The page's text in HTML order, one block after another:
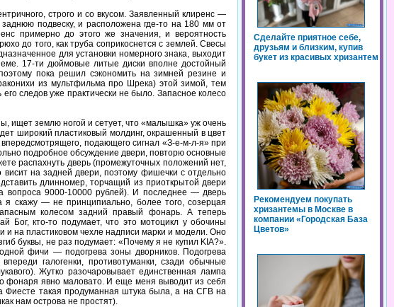
строго и со вкусом. Заявленный клиренс —
подвеску, и расположена где-то на 180 мм от
примерно до этого же значения, и вероятность
до того, как труба соприкоснется с землей. Свесы
для установки номерного знака, выходит
17-ти дюймовые литые диски вполне достойный
пока решил сэкономить на зимней резине и
из мультфильма про Шрека) этой зимой, тем
следов уже практически не было. Запасное колесо
ищет землю ногой и сетует, что «малышка» уж очень
широкий пластиковый молдинг, окрашенный в цвет
подающего сигнал «З-е-м-л-я» при
подробное обсуждение двери, повторю основные
распахнуть дверь (промежуточных положений нет,
висит на задней двери, поэтому фишечки с отдельно
длинномер, торчащий из приоткрытой двери
вопроса 9000-10000 рублей). И последнее — дверь
я скажу — не принципиально, более того, созерцая
колесом задний правый фонарь. А теперь
Бог, кто-то подумает, что это мотоцикл у обочины
на пластиковом чехле надписи марки и модели. Оно
буквы, не раз подумает: «Почему я не купил KIA?».
фичи — подогрева зоны дворников. Подогрева
галогенки, противотуманки, сзади обычные
Жутко разочаровывает единственная лампа
фонаря явно маловато. И еще меня выводит из себя
Фиесте такая продуманная штука была, а на СГВ на
нам острова не простят).
Сделайте приятное себе,
друзьям и близким, купив
букет из красивых хризантем
Рекомендуем покупать
хризантемы в Москве в
компании «Городская База
Цветов»